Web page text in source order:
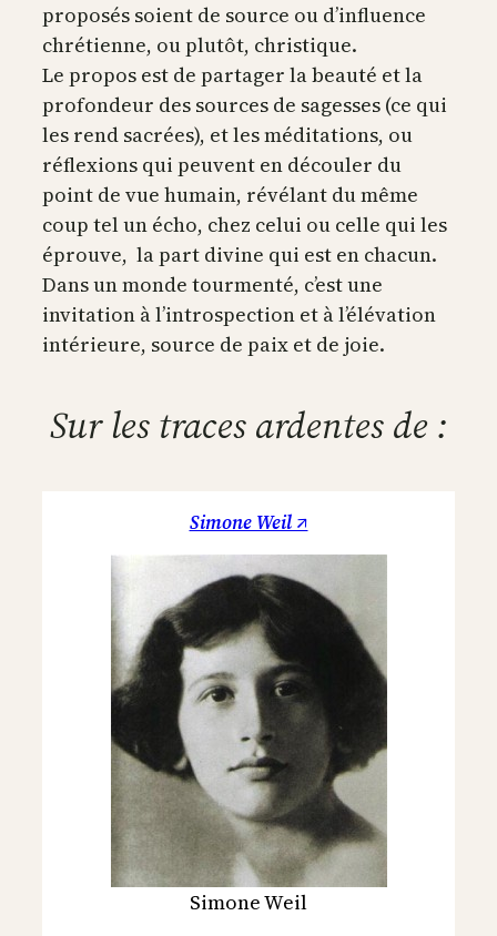
proposés soient de source ou d’influence
chrétienne, ou plutôt, christique.
Le propos est de partager la beauté et la
profondeur des sources de sagesses (ce qui
les rend sacrées), et les méditations, ou
réflexions qui peuvent en découler du
point de vue humain, révélant du même
coup tel un écho, chez celui ou celle qui les
éprouve, la part divine qui est en chacun.
Dans un monde tourmenté, c’est une
invitation à l’introspection et à l’élévation
intérieure, source de paix et de joie.
Sur les traces ardentes de :
Simone Weil ↗
Simone Weil